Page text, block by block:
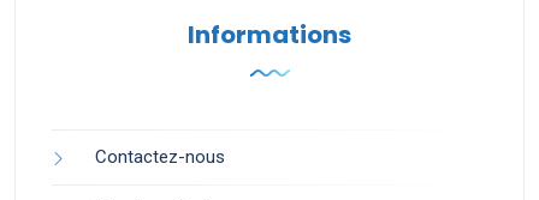
Informations
Contactez-nous